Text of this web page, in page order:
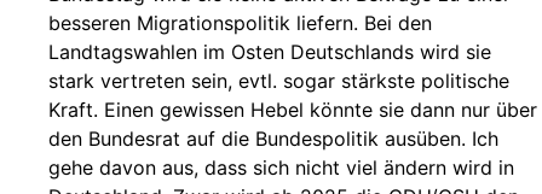
besseren Migrationspolitik liefern. Bei den
Landtagswahlen im Osten Deutschlands wird sie
stark vertreten sein, evtl. sogar stärkste politische
Kraft. Einen gewissen Hebel könnte sie dann nur über
den Bundesrat auf die Bundespolitik ausüben. Ich
gehe davon aus, dass sich nicht viel ändern wird in